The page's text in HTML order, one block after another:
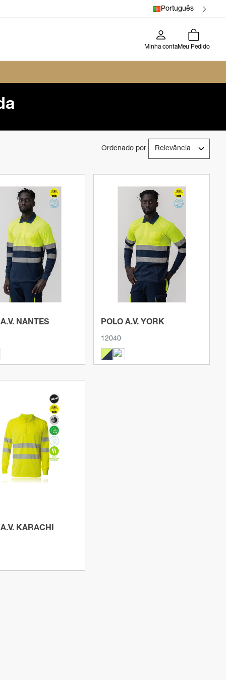
Português
Minha contaMeu Pedido
Ordenado por
Ver produto
NANTES
Ver produto
POLO A.V. YORK
12040
Ver produto
KARACHI